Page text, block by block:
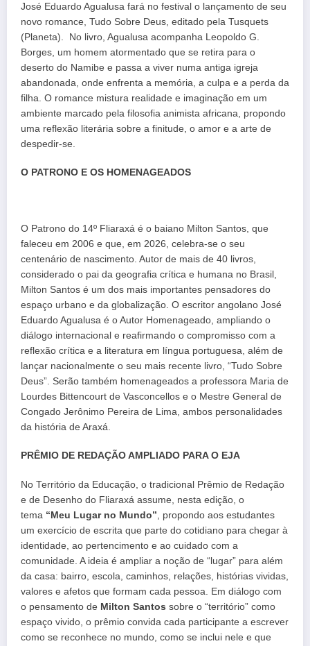
José Eduardo Agualusa fará no festival o lançamento de seu
novo romance, Tudo Sobre Deus, editado pela Tusquets
(Planeta). No livro, Agualusa acompanha Leopoldo G.
Borges, um homem atormentado que se retira para o
deserto do Namibe e passa a viver numa antiga igreja
abandonada, onde enfrenta a memória, a culpa e a perda da
filha. O romance mistura realidade e imaginação em um
ambiente marcado pela filosofia animista africana, propondo
uma reflexão literária sobre a finitude, o amor e a arte de
despedir-se.
O PATRONO E OS HOMENAGEADOS
O Patrono do 14º Fliaraxá é o baiano Milton Santos, que
faleceu em 2006 e que, em 2026, celebra-se o seu
centenário de nascimento. Autor de mais de 40 livros,
considerado o pai da geografia crítica e humana no Brasil,
Milton Santos é um dos mais importantes pensadores do
espaço urbano e da globalização. O escritor angolano José
Eduardo Agualusa é o Autor Homenageado, ampliando o
diálogo internacional e reafirmando o compromisso com a
reflexão crítica e a literatura em língua portuguesa, além de
lançar nacionalmente o seu mais recente livro, “Tudo Sobre
Deus”. Serão também homenageados a professora Maria de
Lourdes Bittencourt de Vasconcellos e o Mestre General de
Congado Jerônimo Pereira de Lima, ambos personalidades
da história de Araxá.
PRÊMIO DE REDAÇÃO AMPLIADO PARA O EJA
No Território da Educação, o tradicional Prêmio de Redação
e de Desenho do Fliaraxá assume, nesta edição, o
tema “Meu Lugar no Mundo” , propondo aos estudantes
um exercício de escrita que parte do cotidiano para chegar à
identidade, ao pertencimento e ao cuidado com a
comunidade. A ideia é ampliar a noção de “lugar” para além
da casa: bairro, escola, caminhos, relações, histórias vividas,
valores e afetos que formam cada pessoa. Em diálogo com
o pensamento de Milton Santos sobre o “território” como
espaço vivido, o prêmio convida cada participante a escrever
como se reconhece no mundo, como se inclui nele e que